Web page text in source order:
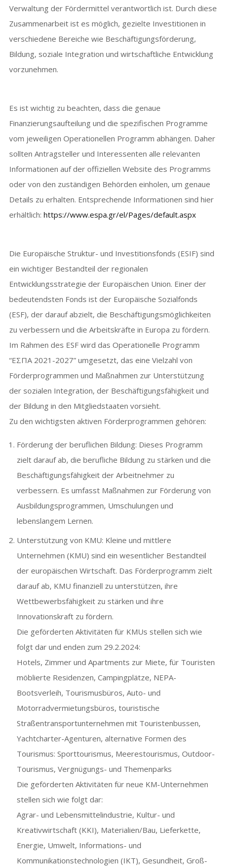
Verwaltung der Fördermittel verantwortlich ist. Durch diese
Zusammenarbeit ist es möglich, gezielte Investitionen in
verschiedene Bereiche wie Beschäftigungsförderung,
Bildung, soziale Integration und wirtschaftliche Entwicklung
vorzunehmen.
Es ist wichtig zu beachten, dass die genaue
Finanzierungsaufteilung und die spezifischen Programme
vom jeweiligen Operationellen Programm abhängen. Daher
sollten Antragsteller und Interessenten alle relevanten
Informationen auf der offiziellen Website des Programms
oder von den zuständigen Behörden einholen, um genaue
Details zu erhalten. Entsprechende Informationen sind hier
erhältlich: https://www.espa.gr/el/Pages/default.aspx
Die Europäische Struktur- und Investitionsfonds (ESIF) sind
ein wichtiger Bestandteil der regionalen
Entwicklungsstrategie der Europäischen Union. Einer der
bedeutendsten Fonds ist der Europäische Sozialfonds
(ESF), der darauf abzielt, die Beschäftigungsmöglichkeiten
zu verbessern und die Arbeitskräfte in Europa zu fördern.
Im Rahmen des ESF wird das Operationelle Programm
“ΕΣΠΑ 2021-2027” umgesetzt, das eine Vielzahl von
Förderprogrammen und Maßnahmen zur Unterstützung
der sozialen Integration, der Beschäftigungsfähigkeit und
der Bildung in den Mitgliedstaaten vorsieht.
Zu den wichtigsten aktiven Förderprogrammen gehören:
Förderung der beruflichen Bildung: Dieses Programm
zielt darauf ab, die berufliche Bildung zu stärken und die
Beschäftigungsfähigkeit der Arbeitnehmer zu
verbessern. Es umfasst Maßnahmen zur Förderung von
Ausbildungsprogrammen, Umschulungen und
lebenslangem Lernen.
Unterstützung von KMU: Kleine und mittlere
Unternehmen (KMU) sind ein wesentlicher Bestandteil
der europäischen Wirtschaft. Das Förderprogramm zielt
darauf ab, KMU finanziell zu unterstützen, ihre
Wettbewerbsfähigkeit zu stärken und ihre
Innovationskraft zu fördern.
Die geförderten Aktivitäten für KMUs stellen sich wie
folgt dar und enden zum 29.2.2024:
Hotels, Zimmer und Apartments zur Miete, für Touristen
möblierte Residenzen, Campingplätze, NEPA-
Bootsverleih, Tourismusbüros, Auto- und
Motorradvermietungsbüros, touristische
Straßentransportunternehmen mit Touristenbussen,
Yachtcharter-Agenturen, alternative Formen des
Tourismus: Sporttourismus, Meerestourismus, Outdoor-
Tourismus, Vergnügungs- und Themenparks
Die geförderten Aktivitäten für neue KM-Unternehmen
stellen sich wie folgt dar:
Agrar- und Lebensmittelindustrie, Kultur- und
Kreativwirtschaft (KKI), Materialien/Bau, Lieferkette,
Energie, Umwelt, Informations- und
Kommunikationstechnologien (IKT), Gesundheit, Groß-